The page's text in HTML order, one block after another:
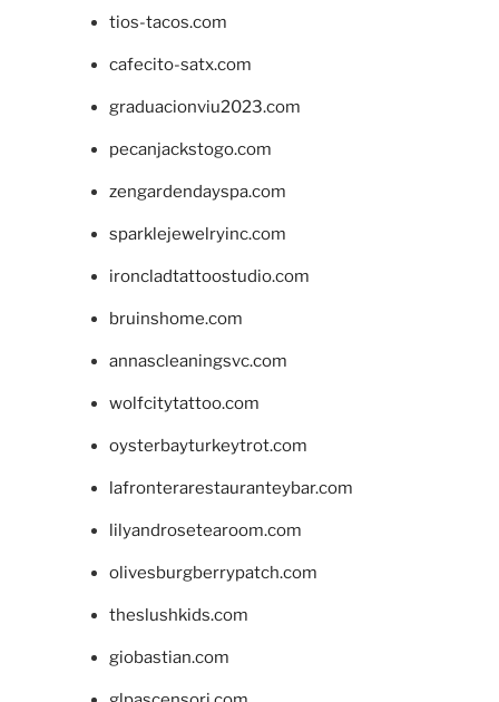
tios-tacos.com
cafecito-satx.com
graduacionviu2023.com
pecanjackstogo.com
zengardendayspa.com
sparklejewelryinc.com
ironcladtattoostudio.com
bruinshome.com
annascleaningsvc.com
wolfcitytattoo.com
oysterbayturkeytrot.com
lafronterarestauranteybar.com
lilyandrosetearoom.com
olivesburgberrypatch.com
theslushkids.com
giobastian.com